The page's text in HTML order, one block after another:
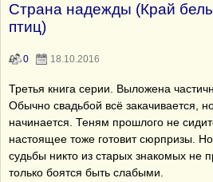
Страна надежды (Край
птиц)
0 18.10.2016
Третья книга серии. Выложена
Обычно свадьбой всё закачивается,
начинается. Теням прошлого не
настоящее тоже готовит сюрпризы.
судьбы никто из старых знакомых не
только боятся быть слабыми.